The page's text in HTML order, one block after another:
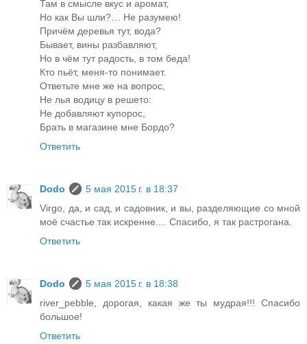
Там в смысле вкус и аромат,
Но как Вы шли?… Не разумею!
Причём деревья тут, вода?
Бывает, вины разбавляют,
Но в чём тут радость, в том беда!
Кто пьёт, меня-то понимает.
Ответьте мне же на вопрос,
Не лья водицу в решето:
Не добавляют купорос,
Брать в магазине мне Бордо?
Ответить
Dodo
5 мая 2015 г. в 18:37
Virgo, да, и сад, и садовник, и вы, разделяющие со мной
моё счастье так искренне.... Спасибо, я так растрогана.
Ответить
Dodo
5 мая 2015 г. в 18:38
river_pebble, дорогая, какая же ты мудрая!!! Спасибо
большое!
Ответить